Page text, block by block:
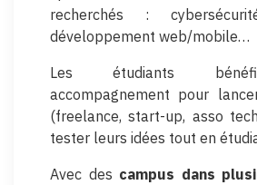
recherchés :
développement web/mobile…
Les étudiants
accompagnement pour
(freelance, start-up, asso
tester leurs idées tout en
Avec des campus dans